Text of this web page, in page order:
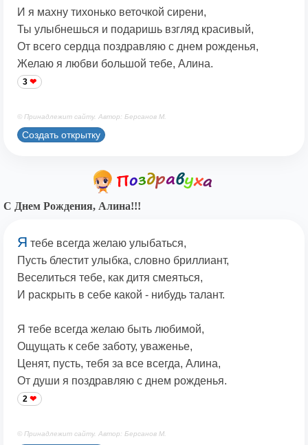
И я махну тихонько веточкой сирени,
Ты улыбнешься и подаришь взгляд красивый,
От всего сердца поздравляю с днем рожденья,
Желаю я любви большой тебе, Алина.
3
© Принадлежит сайту. Автор: Берсанов М.
Создать открытку
С Днем Рождения, Алина!!!
Я тебе всегда желаю улыбаться,
Пусть блестит улыбка, словно бриллиант,
Веселиться тебе, как дитя смеяться,
И раскрыть в себе какой - нибудь талант.
Я тебе всегда желаю быть любимой,
Ощущать к себе заботу, уваженье,
Ценят, пусть, тебя за все всегда, Алина,
От души я поздравляю с днем рожденья.
2
© Принадлежит сайту. Автор: Берсанов М.